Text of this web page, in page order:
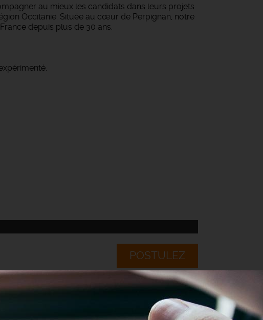
au mieux les candidats dans leurs projets
Occitanie. Située au cœur de Perpignan, notre
depuis plus de 30 ans.
POSTULEZ